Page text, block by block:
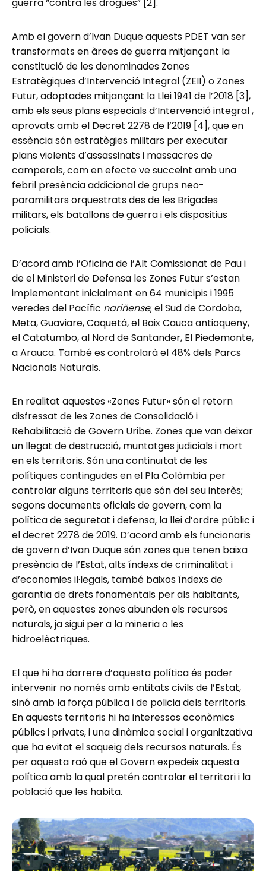
Amb el govern d’Ivan Duque aquests PDET van ser
transformats en àrees de guerra mitjançant la
constitució de les denominades Zones
Estratègiques d’Intervenció Integral (ZEII) o Zones
Futur, adoptades mitjançant la Llei 1941 de l’2018 [3],
amb els seus plans especials d’Intervenció integral ,
aprovats amb el Decret 2278 de l’2019 [4], que en
essència són estratègies militars per executar
plans violents d’assassinats i massacres de
camperols, com en efecte ve succeint amb una
febril presència addicional de grups neo-
paramilitars orquestrats des de les Brigades
militars, els batallons de guerra i els dispositius
policials.
D’acord amb l’Oficina de l’Alt Comissionat de Pau i
de el Ministeri de Defensa les Zones Futur s’estan
implementant inicialment en 64 municipis i 1995
veredes del Pacífic nariñense; el Sud de Cordoba,
Meta, Guaviare, Caquetá, el Baix Cauca antioqueny,
el Catatumbo, al Nord de Santander, El Piedemonte,
a Arauca. També es controlarà el 48% dels Parcs
Nacionals Naturals.
En realitat aquestes «Zones Futur» són el retorn
disfressat de les Zones de Consolidació i
Rehabilitació de Govern Uribe. Zones que van deixar
un llegat de destrucció, muntatges judicials i mort
en els territoris. Són una continuïtat de les
polítiques contingudes en el Pla Colòmbia per
controlar alguns territoris que són del seu interès;
segons documents oficials de govern, com la
política de seguretat i defensa, la llei d’ordre públic i
el decret 2278 de 2019. D’acord amb els funcionaris
de govern d’Ivan Duque són zones que tenen baixa
presència de l’Estat, alts índexs de criminalitat i
d’economies il·legals, també baixos índexs de
garantia de drets fonamentals per als habitants,
però, en aquestes zones abunden els recursos
naturals, ja sigui per a la mineria o les
hidroelèctriques.
El que hi ha darrere d’aquesta política és poder
intervenir no només amb entitats civils de l’Estat,
sinó amb la força pública i de policia dels territoris.
En aquests territoris hi ha interessos econòmics
públics i privats, i una dinàmica social i organitzativa
que ha evitat el saqueig dels recursos naturals. És
per aquesta raó que el Govern expedeix aquesta
política amb la qual pretén controlar el territori i la
població que les habita.